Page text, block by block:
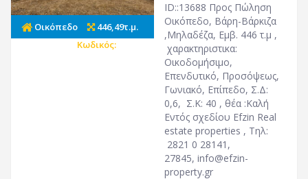
Οικόπεδο
446,49τ.μ.
Κωδικός:
ID::13688 Προς Πώληση
Οικόπεδο, Βάρη-Βάρκιζα
,Μηλαδέζα, Εμβ. 446 τ.μ ,
χαρακτηριστικα:
Οικοδομήσιμο,
Επενδυτικό, Προσόψεως,
Γωνιακό, Επίπεδο, Σ.Δ:
0,6, Σ.Κ: 40 , θέα :Καλή
Εντός σχεδίου Efzin Real
estate properties , Τηλ:
2821 0 28141,
27845, info@efzin-
property.gr